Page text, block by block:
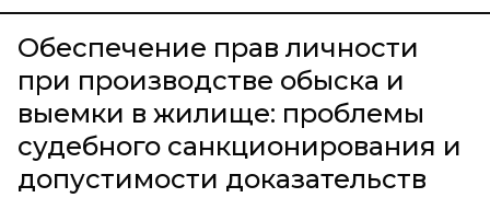
Обеспечение прав личности
при производстве обыска и
выемки в жилище: проблемы
судебного санкционирования и
допустимости доказательств